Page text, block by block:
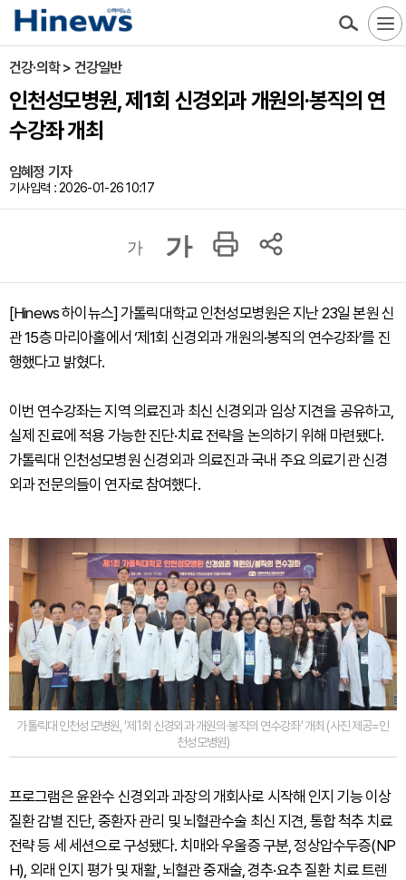
건강·의학 > 건강일반
인천성모병원, 제1회 신경외과 개원의·봉직의 연
수강좌 개최
임혜정 기자
기사입력 : 2026-01-26 10:17
가 가
[Hinews 하이뉴스] 가톨릭대학교 인천성모병원은 지난 23일 본원 신
관 15층 마리아홀에서 ‘제1회 신경외과 개원의·봉직의 연수강좌’를 진
행했다고 밝혔다.
이번 연수강좌는 지역 의료진과 최신 신경외과 임상 지견을 공유하고,
실제 진료에 적용 가능한 진단·치료 전략을 논의하기 위해 마련됐다.
가톨릭대 인천성모병원 신경외과 의료진과 국내 주요 의료기관 신경
외과 전문의들이 연자로 참여했다.
가톨릭대 인천성모병원, ‘제1회 신경외과 개원의·봉직의 연수강좌’ 개최 (사진 제공=인
천성모병원)
프로그램은 윤완수 신경외과 과장의 개회사로 시작해 인지 기능 이상
질환 감별 진단, 중환자 관리 및 뇌혈관수술 최신 지견, 통합 척추 치료
전략 등 세 세션으로 구성됐다. 치매와 우울증 구분, 정상압수두증(NP
H), 외래 인지 평가 및 재활, 뇌혈관 중재술, 경추·요추 질환 치료 트렌